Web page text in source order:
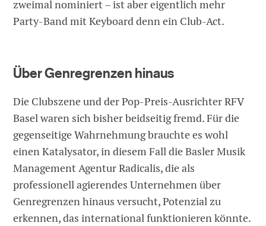
zweimal nominiert – ist aber eigentlich mehr
Party-Band mit Keyboard denn ein Club-Act.
Über Genregrenzen hinaus
Die Clubszene und der Pop-Preis-Ausrichter RFV
Basel waren sich bisher beidseitig fremd. Für die
gegenseitige Wahrnehmung brauchte es wohl
einen Katalysator, in diesem Fall die Basler Musik
Management Agentur Radicalis, die als
professionell agierendes Unternehmen über
Genregrenzen hinaus versucht, Potenzial zu
erkennen, das international funktionieren könnte.